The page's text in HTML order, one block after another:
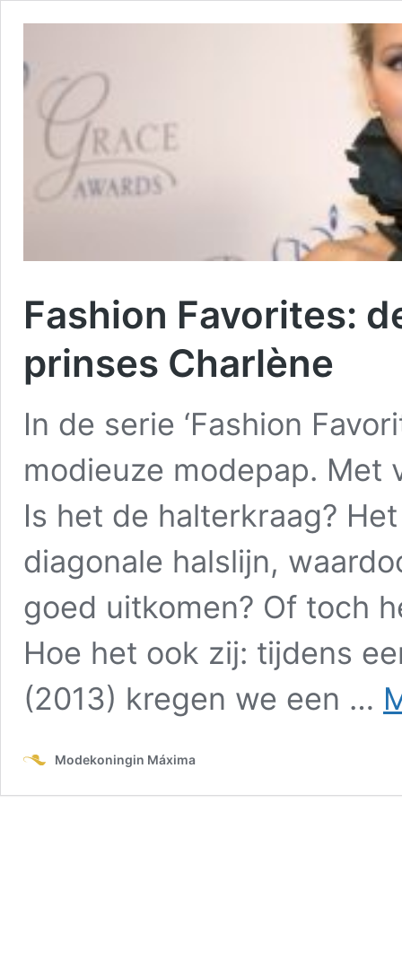
Fashion Favorites:
prinses Charlène
In de serie ‘Fashion
modieuze modepap. Met
Is het de halterkraag?
diagonale halslijn,
goed uitkomen? Of toch
Hoe het ook zij: tijdens
(2013) kregen we een …
Modekoningin Máxima